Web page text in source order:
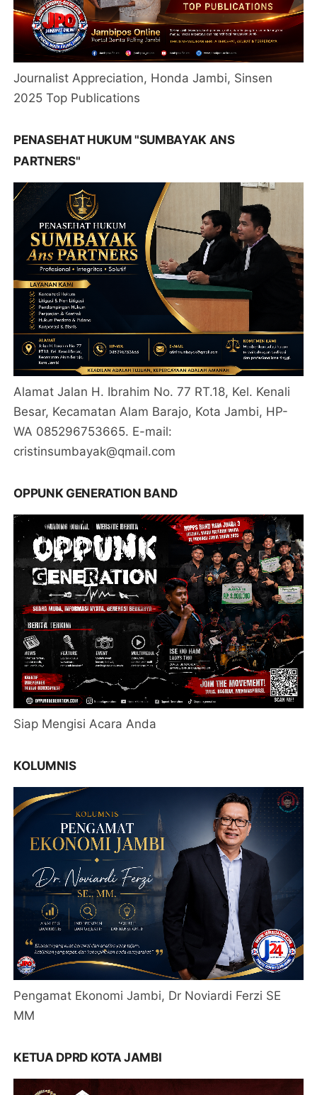
Journalist Appreciation, Honda Jambi, Sinsen
2025 Top Publications
PENASEHAT HUKUM "SUMBAYAK ANS
PARTNERS"
Alamat Jalan H. Ibrahim No. 77 RT.18, Kel. Kenali
Besar, Kecamatan Alam Barajo, Kota Jambi, HP-
WA 085296753665. E-mail:
cristinsumbayak@qmail.com
OPPUNK GENERATION BAND
Siap Mengisi Acara Anda
KOLUMNIS
Pengamat Ekonomi Jambi, Dr Noviardi Ferzi SE
MM
KETUA DPRD KOTA JAMBI